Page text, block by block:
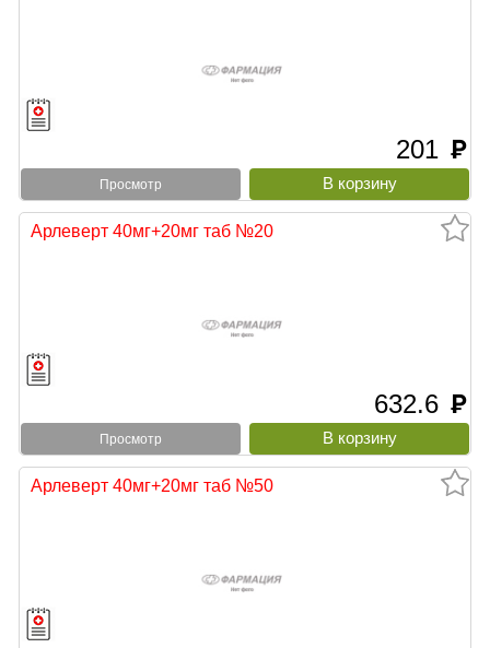
201 руб
Просмотр
Арлеверт 40мг+20мг таб №20
632.6 руб
Просмотр
Арлеверт 40мг+20мг таб №50